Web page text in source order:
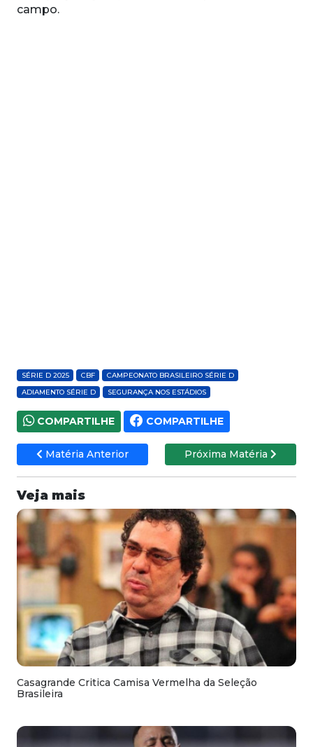
campo.
SÉRIE D 2025 CBF
CAMPEONATO BRASILEIRO SÉRIE D
ADIAMENTO SÉRIE D
SEGURANÇA NOS ESTÁDIOS
COMPARTILHE COMPARTILHE
Matéria Anterior Próxima Matéria
Veja mais
Casagrande Critica Camisa Vermelha da Seleção
Brasileira